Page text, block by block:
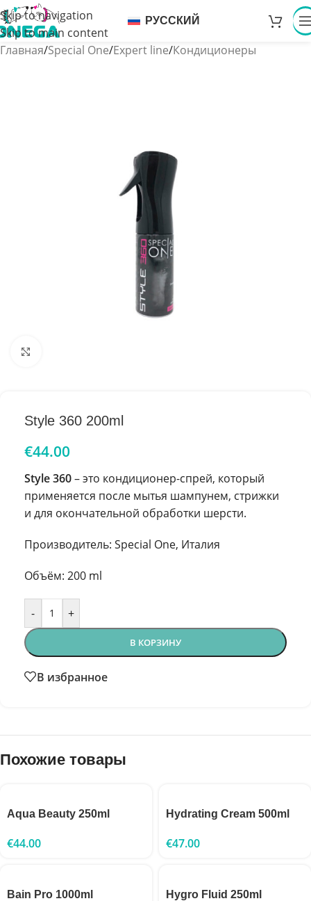
Skip to navigation
Skip to main content
РУССКИЙ
Главная/Special One/Expert line/Кондиционеры
Style 360 200ml
€44.00
Style 360– это кондиционер-спрей, который
применяется после мытья шампунем, стрижки
и для окончательной обработки шерсти.
Производитель: Special One, Италия
Объём: 200 ml
- +
В КОРЗИНУ
В избранное
Похожие товары
Aqua Beauty 250ml
€44.00
Hydrating Cream 500ml
€47.00
Bain Pro 1000ml Hygro Fluid 250ml